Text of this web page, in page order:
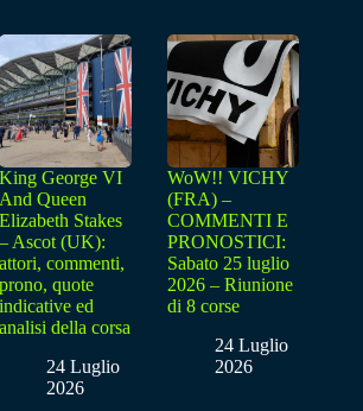
King George VI
And Queen
Elizabeth Stakes
– Ascot (UK):
attori, commenti,
prono, quote
indicative ed
analisi della corsa
24 Luglio
2026
WoW!! VICHY
(FRA) –
COMMENTI E
PRONOSTICI:
Sabato 25 luglio
2026 – Riunione
di 8 corse
24 Luglio
2026